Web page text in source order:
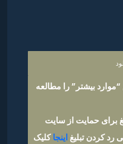
بیشتر” را مطالعه
برای حمایت از سایت
کردن تبلیغ اینجاکلیک